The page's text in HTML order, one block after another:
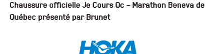
Chaussure officielle Je Cours Qc – Marathon Beneva de
Québec présenté par Brunet